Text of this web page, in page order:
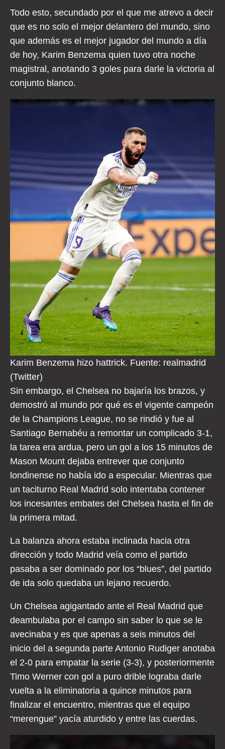
Todo esto, secundado por el que me atrevo a decir
que es no solo el mejor delantero del mundo, sino
que además es el mejor jugador del mundo a día
de hoy, Karim Benzema quien tuvo otra noche
magistral, anotando 3 goles para darle la victoria al
conjunto blanco.
Karim Benzema hizo hattrick. Fuente: realmadrid
(Twitter)
Sin embargo, el Chelsea no bajaría los brazos, y
demostró al mundo por qué es el vigente campeón
de la Champions League, no se rindió y fue al
Santiago Bernabéu a remontar un complicado 3-1,
la tarea era ardua, pero un gol a los 15 minutos de
Mason Mount dejaba entrever que conjunto
londinense no había ido a especular. Mientras que
un taciturno Real Madrid solo intentaba contener
los incesantes embates del Chelsea hasta el fin de
la primera mitad.
La balanza ahora estaba inclinada hacia otra
dirección y todo Madrid veía como el partido
pasaba a ser dominado por los “blues”, del partido
de ida solo quedaba un lejano recuerdo.
Un Chelsea agigantado ante el Real Madrid que
deambulaba por el campo sin saber lo que se le
avecinaba y es que apenas a seis minutos del
inicio del a segunda parte Antonio Rudiger anotaba
el 2-0 para empatar la serie (3-3), y posteriormente
Timo Werner con gol a puro drible lograba darle
vuelta a la eliminatoria a quince minutos para
finalizar el encuentro, mientras que el equipo
“merengue” yacía aturdido y entre las cuerdas.